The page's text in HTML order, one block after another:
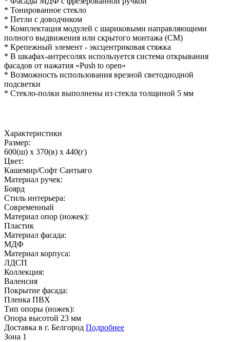
* Тонированное стекло
* Петли с доводчиком
* Комплектация модулей с шариковыми направляющими
полного выдвижения или скрытого монтажа (СМ)
* Крепежный элемент - эксцентриковая стяжка
* В шкафах-антресолях используется система открывания
фасадов от нажатия «Push to open»
* Возможность использования врезной светодиодной
подсветки
* Стекло-полки выполнены из стекла толщиной 5 мм
Характеристики
Размер:
600(ш) x 370(в) x 440(г)
Цвет:
Кашемир/Софт Сантьяго
Материал ручек:
Боярд
Стиль интерьера:
Современный
Материал опор (ножек):
Пластик
Материал фасада:
МДФ
Материал корпуса:
ЛДСП
Коллекция:
Валенсия
Покрытие фасада:
Пленка ПВХ
Тип опоры (ножек):
Опора высотой 23 мм
Доставка в г. Белгород Подробнее
Зона 1